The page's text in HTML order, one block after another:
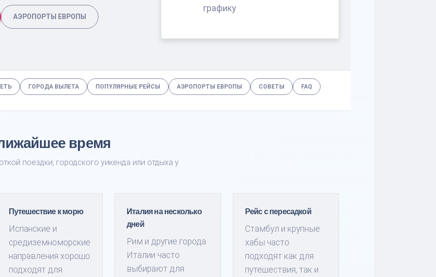
АЭРОПОРТЫ ЕВРОПЫ
графику
ГОРОДА ВЫЛЕТА ПОПУЛЯРНЫЕ РЕЙСЫ АЭРОПОРТЫ ЕВРОПЫ СОВЕТЫ FAQ
время
поездки, городского уикенда или отдыха у
Путешествие к морю
Испанские и
средиземноморские
направления хорошо
подходят для
Италия на несколько
дней
Рим и другие города
Италии часто
выбирают для
Рейс с пересадкой
Стамбул и крупные
хабы часто
подходят как для
путешествия, так и